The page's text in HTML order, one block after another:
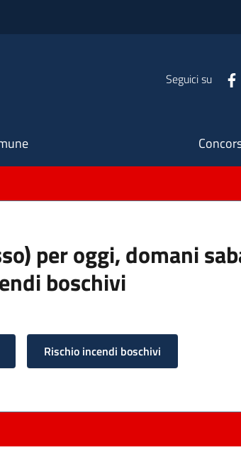
Seguici su
per oggi, domani
boschivi
Rischio incendi boschivi